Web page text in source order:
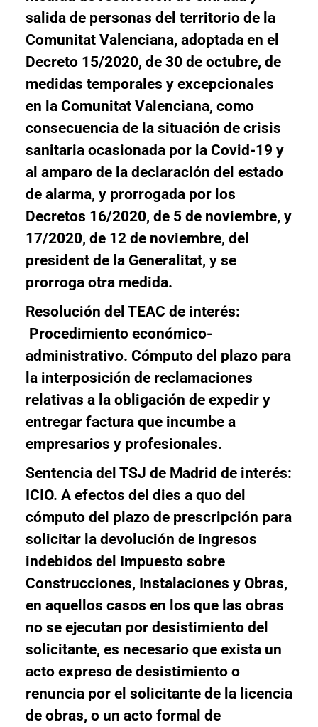
salida de personas del territorio de la
Comunitat Valenciana, adoptada en el
Decreto 15/2020, de 30 de octubre, de
medidas temporales y excepcionales
en la Comunitat Valenciana, como
consecuencia de la situación de crisis
sanitaria ocasionada por la Covid-19 y
al amparo de la declaración del estado
de alarma, y prorrogada por los
Decretos 16/2020, de 5 de noviembre, y
17/2020, de 12 de noviembre, del
president de la Generalitat, y se
prorroga otra medida.
Resolución del TEAC de interés:
Procedimiento económico-
administrativo. Cómputo del plazo para
la interposición de reclamaciones
relativas a la obligación de expedir y
entregar factura que incumbe a
empresarios y profesionales.
Sentencia del TSJ de Madrid de interés:
ICIO. A efectos del dies a quo del
cómputo del plazo de prescripción para
solicitar la devolución de ingresos
indebidos del Impuesto sobre
Construcciones, Instalaciones y Obras,
en aquellos casos en los que las obras
no se ejecutan por desistimiento del
solicitante, es necesario que exista un
acto expreso de desistimiento o
renuncia por el solicitante de la licencia
de obras, o un acto formal de